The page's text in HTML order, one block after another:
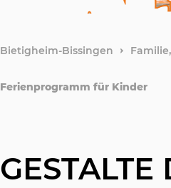
Bietigheim-Bissingen
Ferienprogramm für Kinder
GESTALTE